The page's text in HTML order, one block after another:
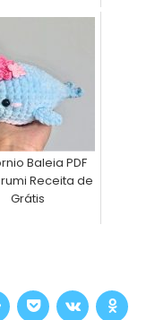
Baleia PDF
Receita de
Grátis